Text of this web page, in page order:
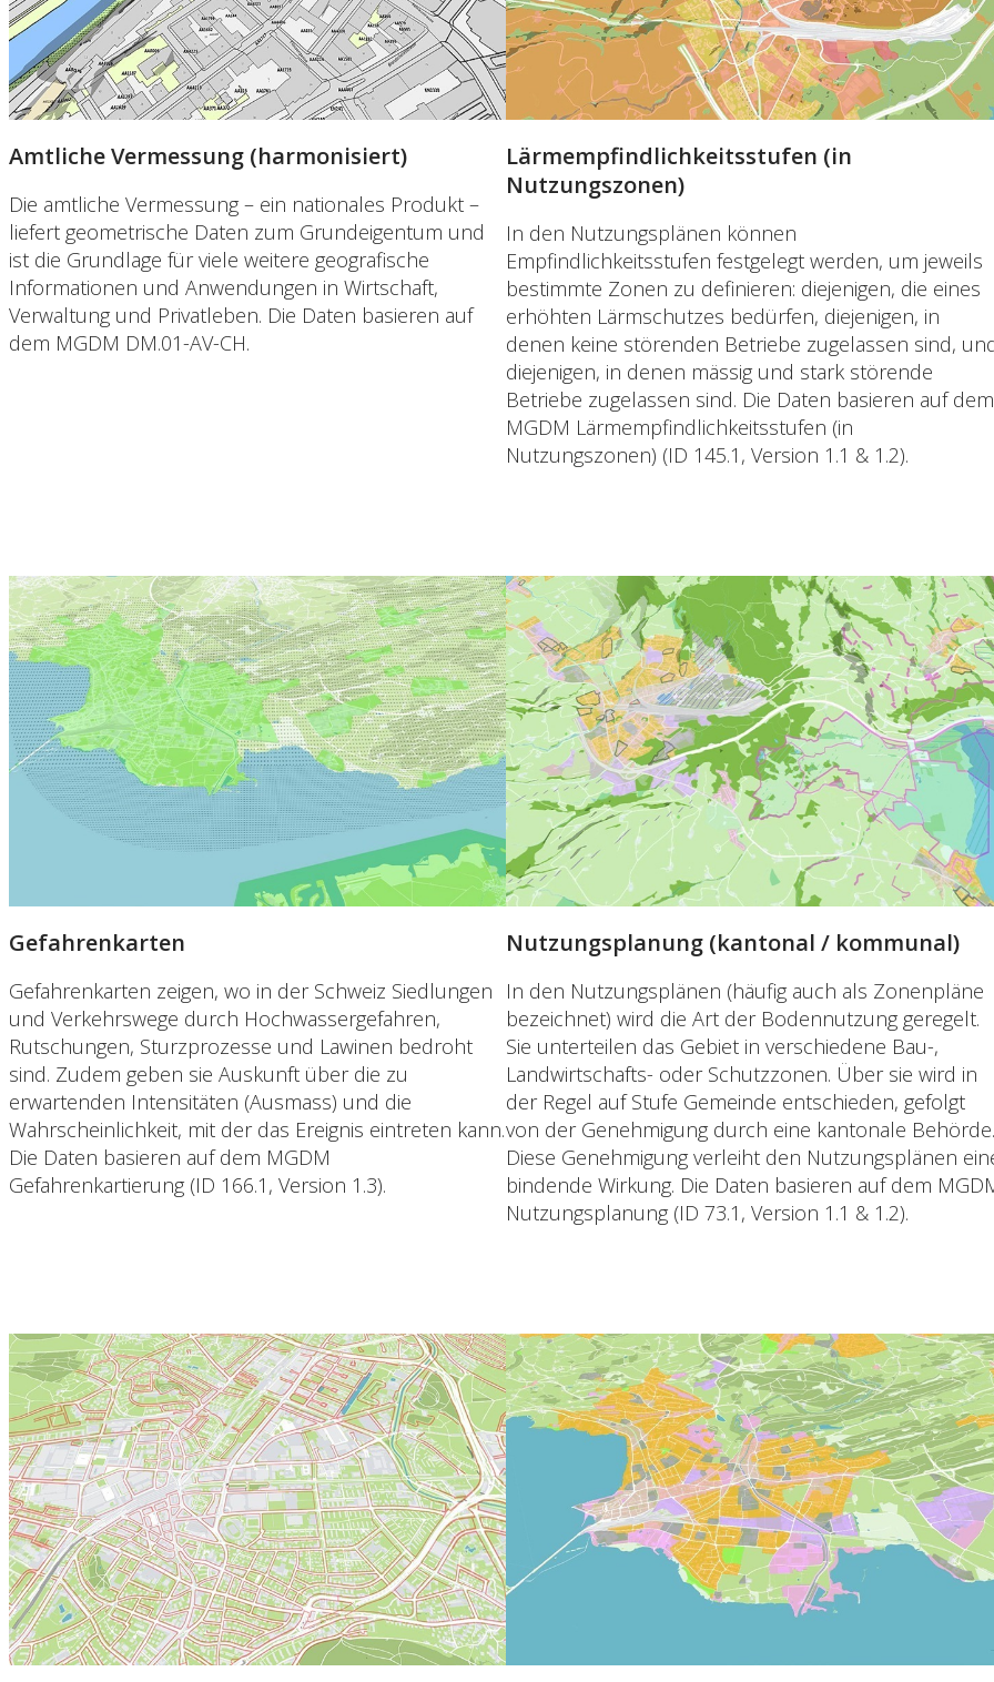
Amtliche Vermessung (harmonisiert)
Die amtliche Vermessung – ein nationales Produkt –
liefert geometrische Daten zum Grundeigentum und
ist die Grundlage für viele weitere geografische
Informationen und Anwendungen in Wirtschaft,
Verwaltung und Privatleben. Die Daten basieren auf
dem MGDM DM.01-AV-CH.
Lärmempfindlichkeitsstufen (in
Nutzungszonen)
In den Nutzungsplänen können
Empfindlichkeitsstufen festgelegt werden, um jeweils
bestimmte Zonen zu definieren: diejenigen, die eines
erhöhten Lärmschutzes bedürfen, diejenigen, in
denen keine störenden Betriebe zugelassen sind,
diejenigen, in denen mässig und stark störende
Betriebe zugelassen sind. Die Daten basieren auf dem
MGDM Lärmempfindlichkeitsstufen (in
Nutzungszonen) (ID 145.1, Version 1.1 & 1.2).
Gefahrenkarten
Gefahrenkarten zeigen, wo in der Schweiz Siedlungen
und Verkehrswege durch Hochwassergefahren,
Rutschungen, Sturzprozesse und Lawinen bedroht
sind. Zudem geben sie Auskunft über die zu
erwartenden Intensitäten (Ausmass) und die
Wahrscheinlichkeit, mit der das Ereignis eintreten kann.
Die Daten basieren auf dem MGDM
Gefahrenkartierung (ID 166.1, Version 1.3).
Nutzungsplanung (kantonal / kommunal)
In den Nutzungsplänen (häufig auch als Zonenpläne
bezeichnet) wird die Art der Bodennutzung geregelt.
Sie unterteilen das Gebiet in verschiedene Bau-,
Landwirtschafts- oder Schutzzonen. Über sie wird in
der Regel auf Stufe Gemeinde entschieden, gefolgt
von der Genehmigung durch eine kantonale Behörde.
Diese Genehmigung verleiht den Nutzungsplänen
bindende Wirkung. Die Daten basieren auf dem
Nutzungsplanung (ID 73.1, Version 1.1 & 1.2).